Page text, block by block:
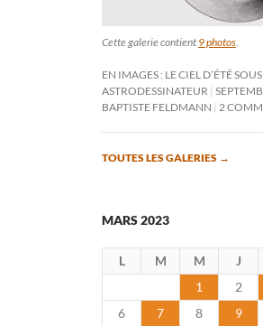
Cette galerie contient 9 photos
EN IMAGES : LE CIEL D’ÉTÉ
ASTRODESSINATEUR
BAPTISTE FELDMANN
2
TOUTES LES GALERIES →
MARS 2023
L M M J
1
2
6
7 8 9